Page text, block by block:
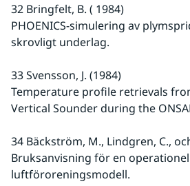
32 Bringfelt, B. ( 1984)
PHOENICS-simulering av
skrovligt underlag.
33 Svensson, J. (1984)
Temperature profile retrievals
Vertical Sounder during the
34 Bäckström, M., Lindgren, C.,
Bruksanvisning för en
luftföroreningsmodell.